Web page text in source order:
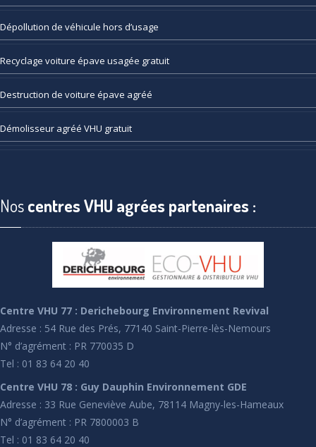
Dépollution de véhicule hors d’usage
Recyclage voiture épave usagée gratuit
Destruction de voiture épave agréé
Démolisseur agréé VHU gratuit
Noscentres VHU agrées partenaires :
Centre VHU 77 : Derichebourg Environnement Revival
Adresse : 54 Rue des Prés, 77140 Saint-Pierre-lès-Nemours
N° d’agrément : PR 770035 D
Tel : 01 83 64 20 40
Centre VHU 78 : Guy Dauphin Environnement GDE
Adresse : 33 Rue Geneviève Aube, 78114 Magny-les-Hameaux
N° d’agrément : PR 7800003 B
Tel : 01 83 64 20 40